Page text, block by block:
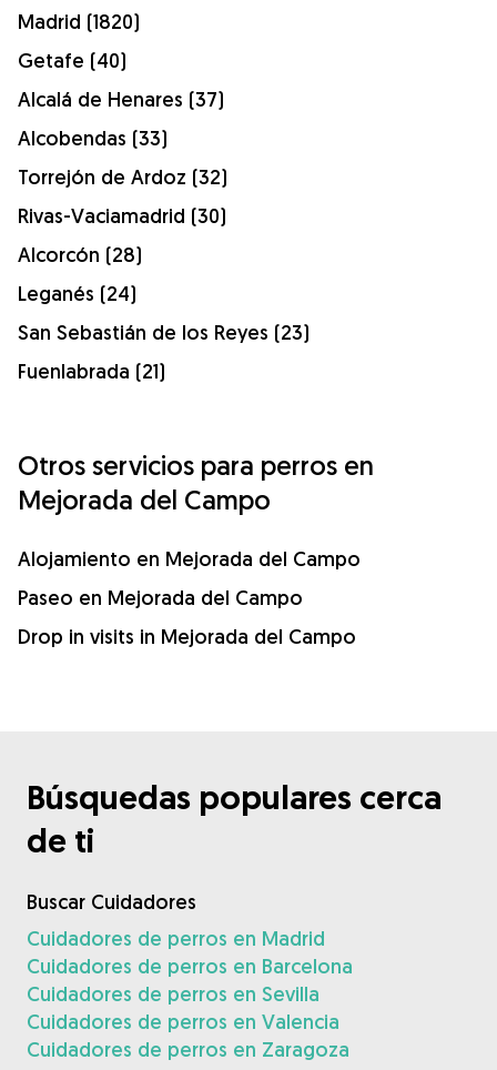
Madrid (1820)
Getafe (40)
Alcalá de Henares (37)
Alcobendas (33)
Torrejón de Ardoz (32)
Rivas-Vaciamadrid (30)
Alcorcón (28)
Leganés (24)
San Sebastián de los Reyes (23)
Fuenlabrada (21)
Otros servicios para perros en
Mejorada del Campo
Alojamiento en Mejorada del Campo
Paseo en Mejorada del Campo
Drop in visits in Mejorada del Campo
Búsquedas populares cerca
de ti
Buscar Cuidadores
Cuidadores de perros en Madrid
Cuidadores de perros en Barcelona
Cuidadores de perros en Sevilla
Cuidadores de perros en Valencia
Cuidadores de perros en Zaragoza